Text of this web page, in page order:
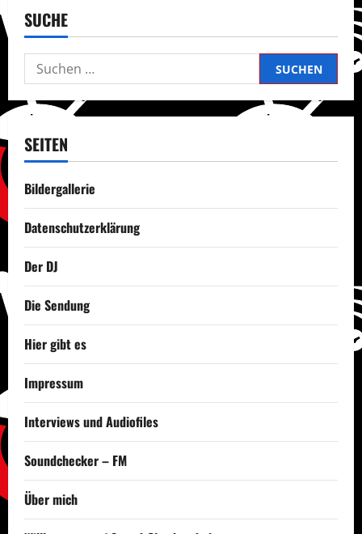
SUCHE
Suchen
nach:
SEITEN
Bildergallerie
Datenschutzerklärung
Der DJ
Die Sendung
Hier gibt es
Impressum
Interviews und Audiofiles
Soundchecker – FM
Über mich